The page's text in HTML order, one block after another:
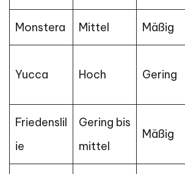
Monstera Mittel Mäßig
Yucca Hoch Gering
Friedenslil
ie
Gering bis
mittel
Mäßig